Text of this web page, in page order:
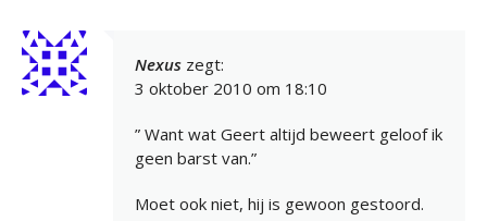
Nexus zegt:
3 oktober 2010 om 18:10
” Want wat Geert altijd beweert geloof ik
geen barst van.”
Moet ook niet, hij is gewoon gestoord.